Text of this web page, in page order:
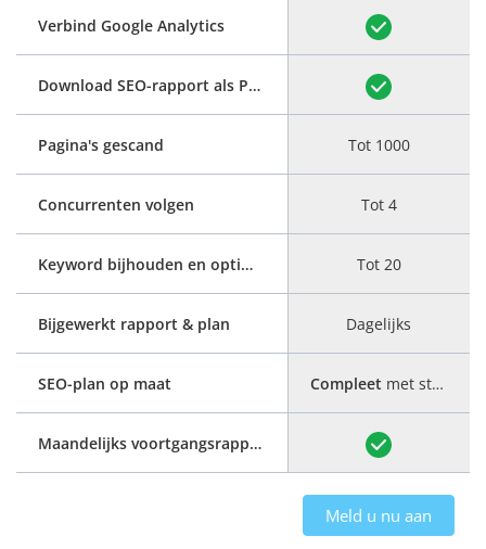
Verbind Google Analytics
Download SEO-rapport als PDF
Pagina's gescand
Concurrenten volgen
Keyword bijhouden en optimaliseren
Bijgewerkt rapport & plan
SEO-plan op maat
Maandelijks voortgangsrapport
Tot 1000
Tot 4
Tot 20
Dagelijks
Compleet met stap-voor-stap handleiding
Meld u nu aan